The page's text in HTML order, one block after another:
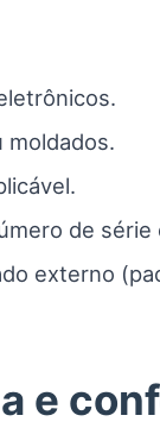
moldados.
de
externo
e